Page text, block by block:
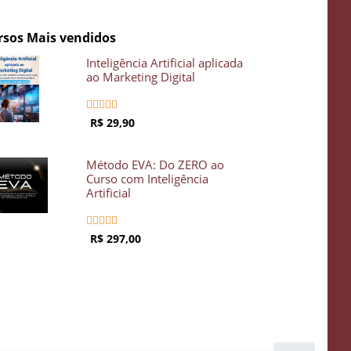
Mais vendidos
Inteligência Artificial aplicada
ao Marketing Digital
    
R$ 29,90
Método EVA: Do ZERO ao
Curso com Inteligência
Artificial
    
R$ 297,00